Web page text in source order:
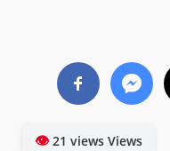
👁21 views Views